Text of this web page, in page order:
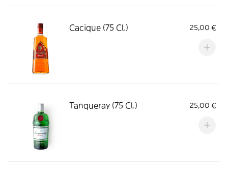
Cacique (75 Cl.) 25,00 €
Tanqueray (75 Cl.) 25,00 €